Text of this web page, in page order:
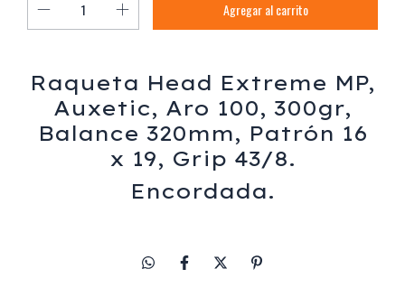
Raqueta Head Extreme MP,
Auxetic, Aro 100, 300gr,
Balance 320mm, Patrón 16
x 19, Grip 43/8.
Encordada.